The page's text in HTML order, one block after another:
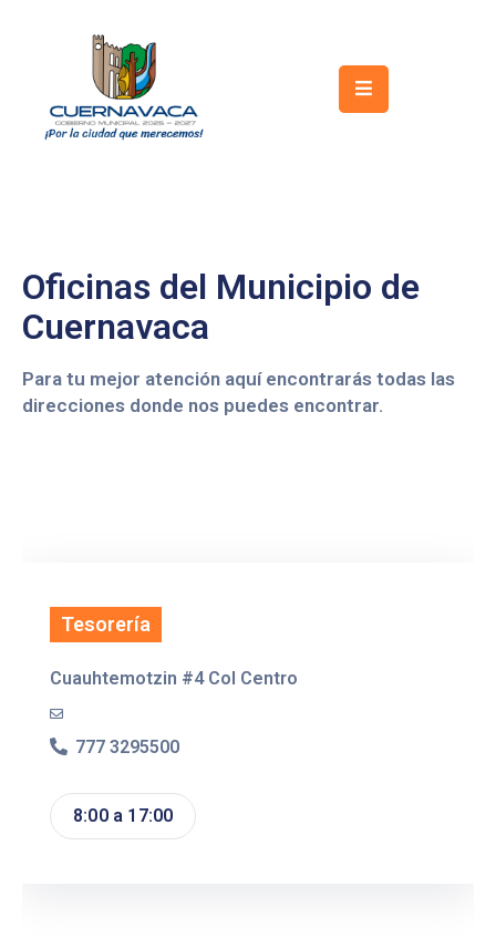
Gobierno
y
Servicios
Transparencia
Oficinas del Municipio de
Cuernavaca
Para tu mejor atención aquí encontrarás todas las
direcciones donde nos puedes encontrar.
Tesorería
Cuauhtemotzin #4 Col Centro
777 3295500
8:00 a 17:00